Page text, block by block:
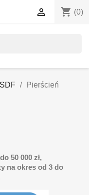
shopping_cart (0)

Pierścień
50 000 zł,
na okres od 3 do